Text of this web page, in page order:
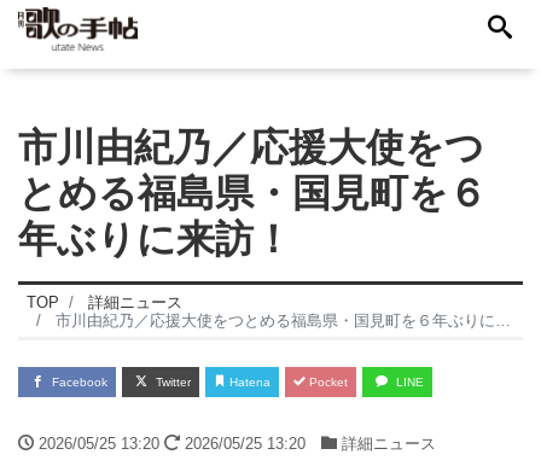
市川由紀乃／応援大使をつ
とめる福島県・国見町を６
年ぶりに来訪！
TOP
詳細ニュース
市川由紀乃／応援大使をつとめる福島県・国見町を６年ぶりに来訪！
Facebook Twitter Hatena Pocket LINE
2026/05/25 13:20 2026/05/25 13:20 詳細ニュース